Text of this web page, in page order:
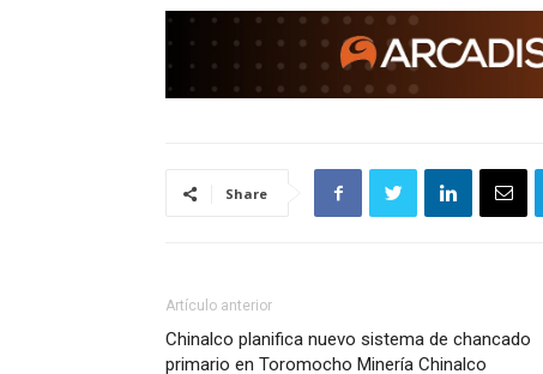
Share
Artículo anterior
Chinalco planifica nuevo sistema de chancado
primario en Toromocho Minería Chinalco